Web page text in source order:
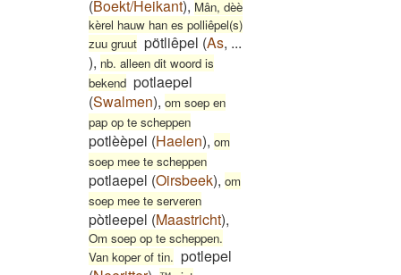
(Boekt/Heikant), Mân, dèè
kèrel hauw han es polliêpel(s)
zuu gruut pötliêpel (As, ...
), nb. alleen dit woord is
bekend potlaepel
(Swalmen), om soep en
pap op te scheppen
potlèèpel (Haelen), om
soep mee te scheppen
potlaepel (Oirsbeek), om
soep mee te serveren
pòtleepel (Maastricht),
Om soep op te scheppen.
Van koper of tin. potlepel